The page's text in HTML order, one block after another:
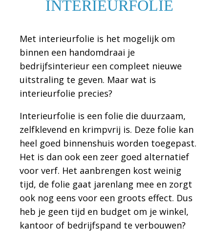
INTERIEURFOLIE
Met interieurfolie is het mogelijk om
binnen een handomdraai je
bedrijfsinterieur een compleet nieuwe
uitstraling te geven. Maar wat is
interieurfolie precies?
Interieurfolie is een folie die duurzaam,
zelfklevend en krimpvrij is. Deze folie kan
heel goed binnenshuis worden toegepast.
Het is dan ook een zeer goed alternatief
voor verf. Het aanbrengen kost weinig
tijd, de folie gaat jarenlang mee en zorgt
ook nog eens voor een groots effect. Dus
heb je geen tijd en budget om je winkel,
kantoor of bedrijfspand te verbouwen?